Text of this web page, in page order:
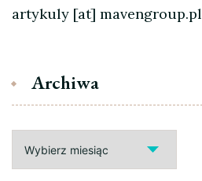
artykuly [at] mavengroup.pl
Archiwa